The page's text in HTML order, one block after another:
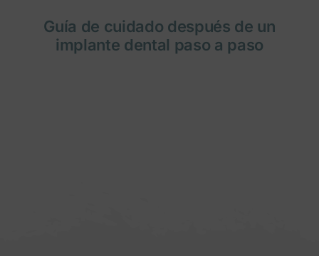
Guía de cuidado después de un
implante dental paso a paso